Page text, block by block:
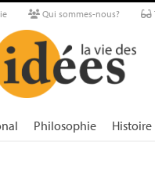
Qui sommes-nous?
Philosophie Histoire